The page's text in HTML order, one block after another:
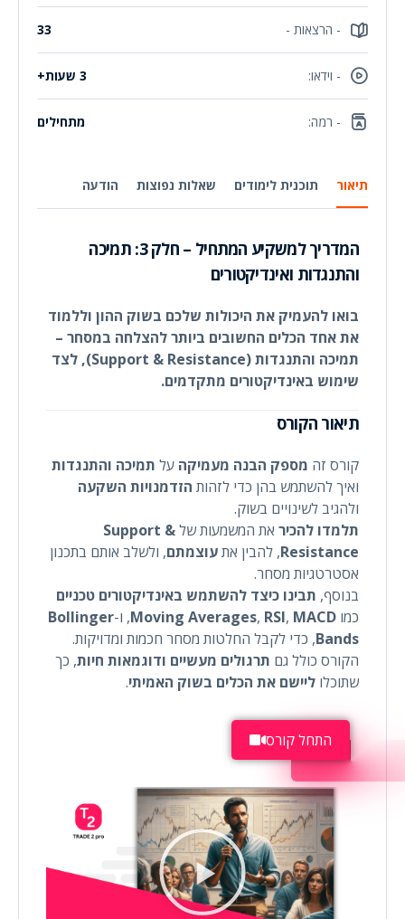
תיאור תוכנית לימודים שאלות נפוצות הודעה
המדריך למשקיע המתחיל – חלק 3: תמיכה
והתנגדות ואינדיקטורים
בואו להעמיק את היכולות שלכם בשוק ההון וללמוד
את אחד הכלים החשובים ביותר להצלחה במסחר –
תמיכה והתנגדות (Support & Resistance), לצד
שימוש באינדיקטורים מתקדמים.
תיאור הקורס
קורס זה מספק הבנה מעמיקה על תמיכה והתנגדות
ואיך להשתמש בהן כדי לזהות הזדמנויות השקעה
ולהגיב לשינויים בשוק.
תלמדו להכיר את המשמעות שלSupport &
Resistance, להבין אתעוצמתם, ולשלב אותם בתכנון
אסטרטגיות מסחר.
בנוסף, תבינו כיצד להשתמש באינדיקטורים טכניים
כמו
Moving Averages, RSI, MACD , ו-Bollinger
Bands, כדי לקבל החלטות מסחר חכמות ומדויקות.
הקורס כולל גם תרגולים מעשיים ודוגמאות חיות, כך
שתוכלו ליישם את הכלים בשוק האמיתי.
התחל קורס
- הרצאות - 33
- וידאו: 3 שעות+
- רמה: מתחילים